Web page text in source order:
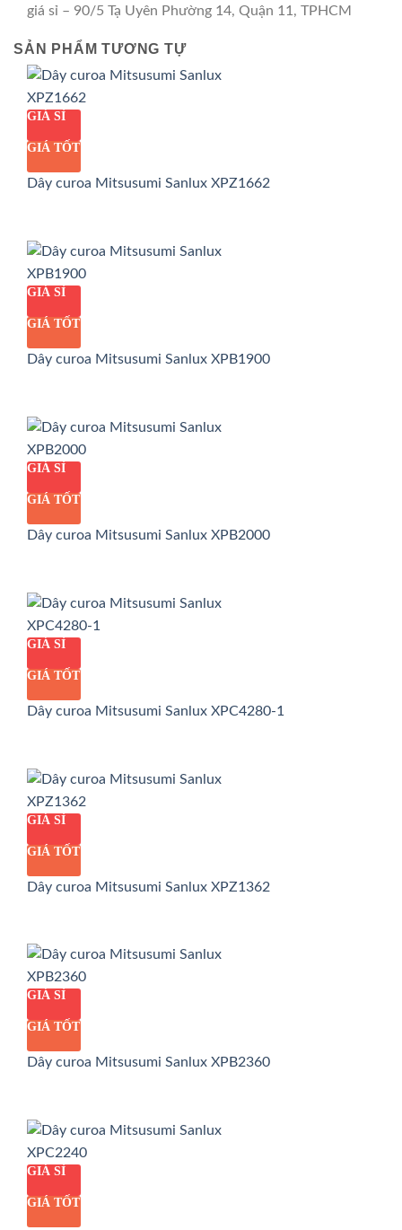
giá sỉ – 90/5 Tạ Uyên Phường 14, Quận 11, TPHCM
SẢN PHẨM TƯƠNG TỰ
GIÁ SỈ
GIÁ TỐT
Dây curoa Mitsusumi Sanlux XPZ1662
GIÁ SỈ
GIÁ TỐT
Dây curoa Mitsusumi Sanlux XPB1900
GIÁ SỈ
GIÁ TỐT
Dây curoa Mitsusumi Sanlux XPB2000
GIÁ SỈ
GIÁ TỐT
Dây curoa Mitsusumi Sanlux XPC4280-1
GIÁ SỈ
GIÁ TỐT
Dây curoa Mitsusumi Sanlux XPZ1362
GIÁ SỈ
GIÁ TỐT
Dây curoa Mitsusumi Sanlux XPB2360
GIÁ SỈ
GIÁ TỐT